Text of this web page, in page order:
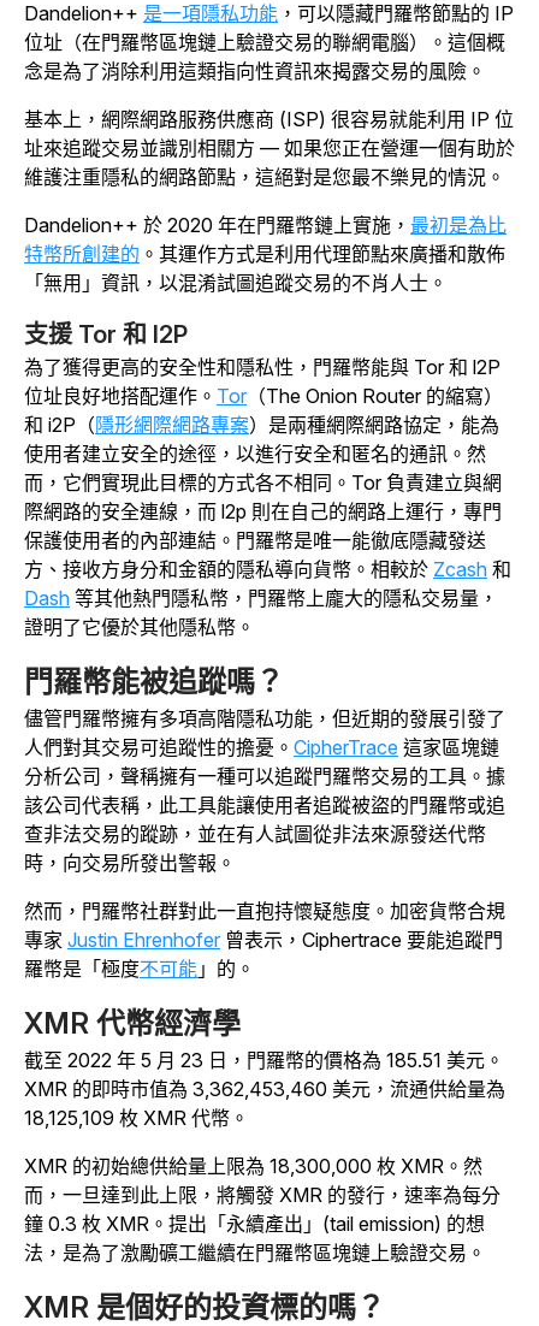
Dandelion++ 是一項隱私功能 ，可以隱藏門羅幣節點的 IP
位址（在門羅幣區塊鏈上驗證交易的聯網電腦）。這個概
念是為了消除利用這類指向性資訊來揭露交易的風險。
基本上，網際網路服務供應商 (ISP) 很容易就能利用 IP 位
址來追蹤交易並識別相關方 — 如果您正在營運一個有助於
維護注重隱私的網路節點，這絕對是您最不樂見的情況。
Dandelion++ 於 2020 年在門羅幣鏈上實施， 最初是為比
特幣所創建的 。其運作方式是利用代理節點來廣播和散佈
「無用」資訊，以混淆試圖追蹤交易的不肖人士。
支援 Tor 和 I2P
為了獲得更高的安全性和隱私性，門羅幣能與 Tor 和 l2P
位址良好地搭配運作。 Tor （The Onion Router 的縮寫）
和 i2P（隱形網際網路專案）是兩種網際網路協定，能為
使用者建立安全的途徑，以進行安全和匿名的通訊。然
而，它們實現此目標的方式各不相同。Tor 負責建立與網
際網路的安全連線，而 l2p 則在自己的網路上運行，專門
保護使用者的內部連結。門羅幣是唯一能徹底隱藏發送
方、接收方身分和金額的隱私導向貨幣。相較於 Zcash 和
Dash 等其他熱門隱私幣，門羅幣上龐大的隱私交易量，
證明了它優於其他隱私幣。
門羅幣能被追蹤嗎？
儘管門羅幣擁有多項高階隱私功能，但近期的發展引發了
人們對其交易可追蹤性的擔憂。 CipherTrace 這家區塊鏈
分析公司，聲稱擁有一種可以追蹤門羅幣交易的工具。據
該公司代表稱，此工具能讓使用者追蹤被盜的門羅幣或追
查非法交易的蹤跡，並在有人試圖從非法來源發送代幣
時，向交易所發出警報。
然而，門羅幣社群對此一直抱持懷疑態度。加密貨幣合規
專家 Justin Ehrenhofer 曾表示，Ciphertrace 要能追蹤門
羅幣是「極度不可能 」的。
XMR 代幣經濟學
截至 2022 年 5 月 23 日，門羅幣的價格為 185.51 美元。
XMR 的即時市值為 3,362,453,460 美元，流通供給量為
18,125,109 枚 XMR 代幣。
XMR 的初始總供給量上限為 18,300,000 枚 XMR。然
而，一旦達到此上限，將觸發 XMR 的發行，速率為每分
鐘 0.3 枚 XMR。提出「永續產出」(tail emission) 的想
法，是為了激勵礦工繼續在門羅幣區塊鏈上驗證交易。
XMR 是個好的投資標的嗎？